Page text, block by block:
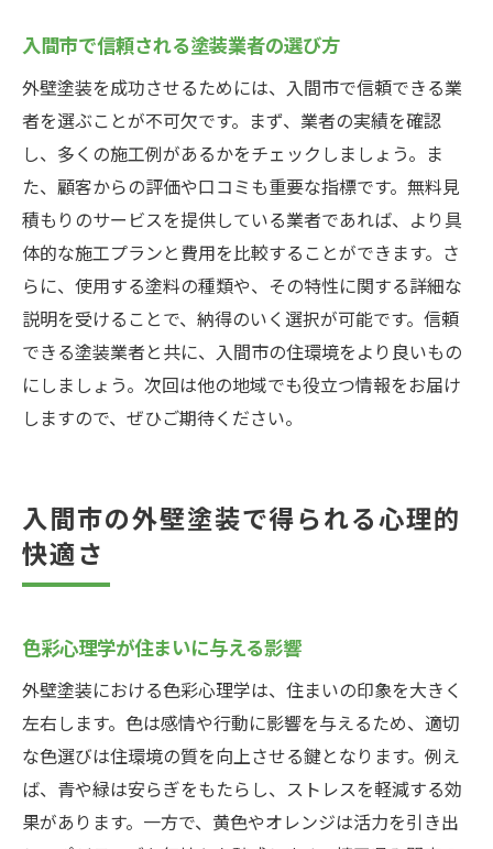
入間市で信頼される塗装業者の選び方
外壁塗装を成功させるためには、入間市で信頼できる業
者を選ぶことが不可欠です。まず、業者の実績を確認
し、多くの施工例があるかをチェックしましょう。ま
た、顧客からの評価や口コミも重要な指標です。無料見
積もりのサービスを提供している業者であれば、より具
体的な施工プランと費用を比較することができます。さ
らに、使用する塗料の種類や、その特性に関する詳細な
説明を受けることで、納得のいく選択が可能です。信頼
できる塗装業者と共に、入間市の住環境をより良いもの
にしましょう。次回は他の地域でも役立つ情報をお届け
しますので、ぜひご期待ください。
入間市の外壁塗装で得られる心理的
快適さ
色彩心理学が住まいに与える影響
外壁塗装における色彩心理学は、住まいの印象を大きく
左右します。色は感情や行動に影響を与えるため、適切
な色選びは住環境の質を向上させる鍵となります。例え
ば、青や緑は安らぎをもたらし、ストレスを軽減する効
果があります。一方で、黄色やオレンジは活力を引き出